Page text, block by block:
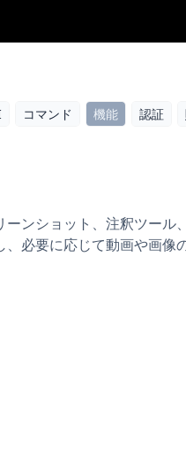
コマンド 機能 認証
ンショット、注釈ツール
必要に応じて動画や画像